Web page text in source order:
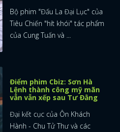
Bộ phim "Đấu La Đại Lục" của
Tiêu Chiến "hít khói" tác phẩm
của Cung Tuấn và ...
Điểm phim Cbiz: Sơn Hà
Lệnh thành công mỹ mãn
vẫn vẫn xếp sau Tư Đằng
Đại kết cục của Ôn Khách
Hành - Chu Tử Thư và các